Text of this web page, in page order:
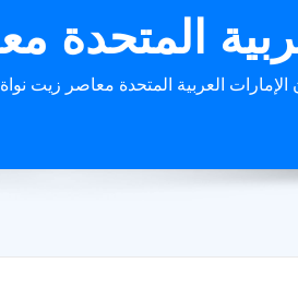
المتحدة
العربية المتحدة معاصر زيت